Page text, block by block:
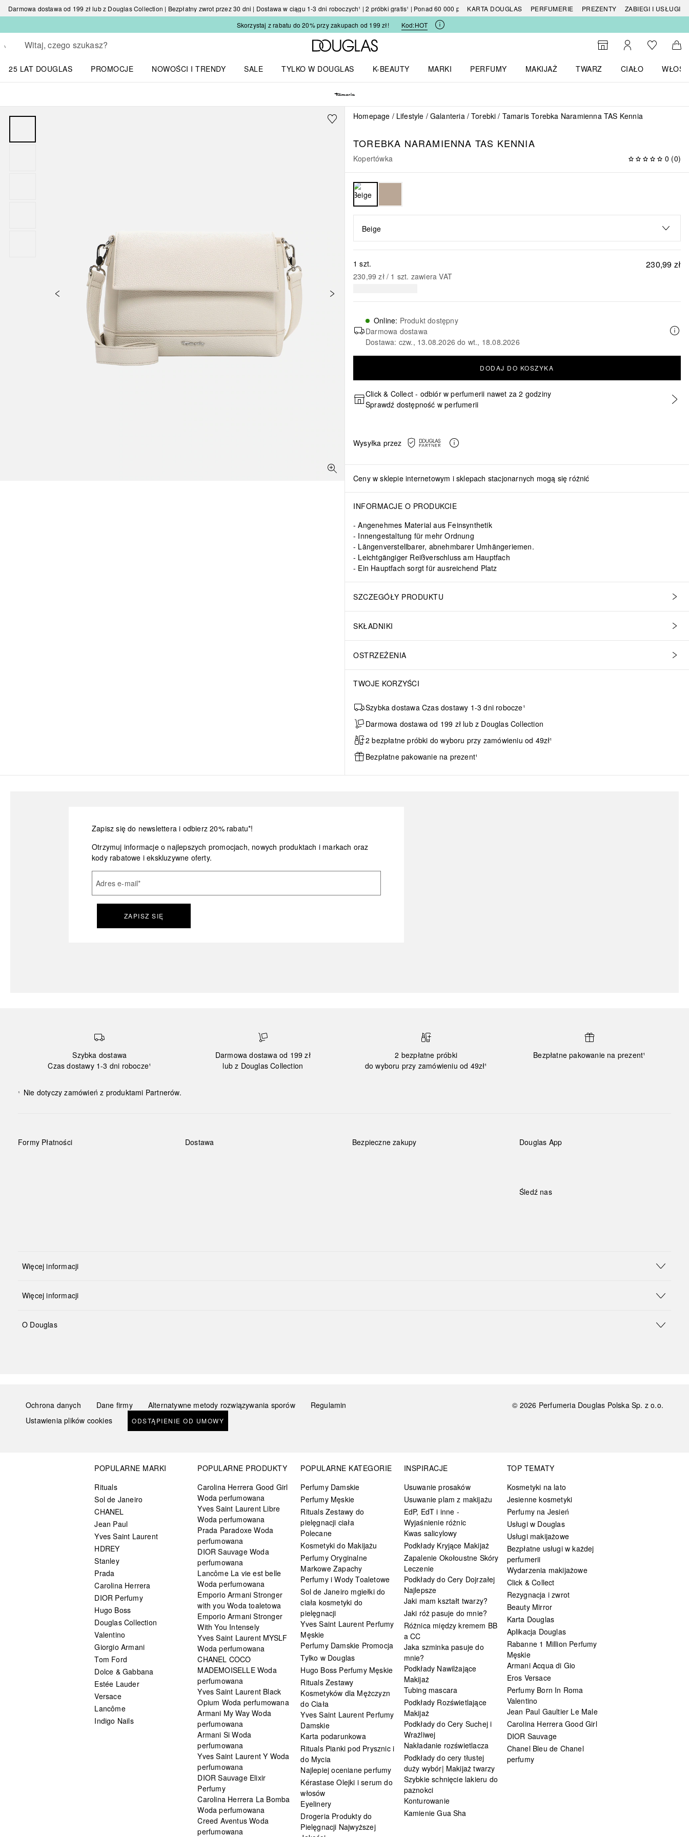
Darmowa dostawa od 199 zł lub z Douglas Collection | Bezpłatny zwrot przez 30 dni | Dostawa w ciągu 1-3 dni roboczych¹ | 2 próbki gratis¹ | Ponad 60 000 produktówKARTA DOUGLAS PERFUMERIE PREZENTY
ZABIEGI I USŁUGI
Skorzystaj z rabatu do 20% przy zakupach od 199 zł!
Kod:HOT
Wracać
Wykonaj wyszukiwanie
Strona główna Douglas
Do wyszukiwarki
Moje kontoDo listyDo
25 LAT DOUGLAS
PROMOCJE
NOWOŚCI I TRENDY
SALE
TYLKO W DOUGLAS
K-BEAUTY
MARKI
PERFUMY
MAKIJAŻ
TWARZ
CIAŁO
WŁOSY
Homepage Lifestyle Galanteria Torebki Tamaris Torebka Naramienna TAS Kennia
TOREBKA NARAMIENNA TAS KENNIA
Kopertówka 0 (0)
Beige
230,99 zł
1 szt.
230,99 zł / 1 szt. zawiera VAT
Online: Produkt dostępny
Darmowa dostawa
Dostawa: czw., 13.08.2026 do wt., 18.08.2026
DODAJ DO KOSZYKA
Click & Collect - odbiór w perfumerii nawet za 2 godziny
Sprawdź dostępność w perfumerii
Wysyłka przez
Ceny w sklepie internetowym i sklepach stacjonarnych mogą się różnić
INFORMACJE O PRODUKCIE
Angenehmes Material aus Feinsynthetik
Innengestaltung für mehr Ordnung
Längenverstellbarer, abnehmbarer Umhängeriemen.
Leichtgängiger Reißverschluss am Hauptfach
Ein Hauptfach sorgt für ausreichend Platz
SZCZEGÓŁY PRODUKTU
SKŁADNIKI
OSTRZEŻENIA
TWOJE KORZYŚCI
Szybka dostawa Czas dostawy 1-3 dni robocze¹
Darmowa dostawa od 199 zł lub z Douglas Collection
2 bezpłatne próbki do wyboru przy zamówieniu od 49zł¹
Bezpłatne pakowanie na prezent¹
Zapisz się do newslettera i odbierz 20% rabatu*!
Otrzymuj informacje o najlepszych promocjach, nowych produktach i markach oraz
kody rabatowe i ekskluzywne oferty.
Adres e-mail*
ZAPISZ SIĘ
Szybka dostawa
Czas dostawy 1-3 dni robocze¹
Darmowa dostawa od 199 zł
lub z Douglas Collection
2 bezpłatne próbki
do wyboru przy zamówieniu od 49zł¹
Bezpłatne pakowanie na prezent¹
¹ Nie dotyczy zamówień z produktami Partnerów.
Formy Płatności Dostawa Bezpieczne zakupy Douglas App
Śledź nas
Więcej informacji
Więcej informacji
O Douglas
Ochrona danych Dane firmy Alternatywne metody rozwiązywania sporów
Regulamin
Ustawienia plików cookies
ODSTĄPIENIE OD UMOWY
© 2026 Perfumeria Douglas Polska Sp. z o.o.
POPULARNE MARKI
Rituals
Sol de Janeiro
CHANEL
Jean Paul
Yves Saint Laurent
HDREY
Stanley
Prada
Carolina Herrera
DIOR Perfumy
Hugo Boss
Douglas Collection
Valentino
Giorgio Armani
Tom Ford
Dolce & Gabbana
Estée Lauder
Versace
Lancôme
Indigo Nails
POPULARNE PRODUKTY
Carolina Herrera Good Girl
Woda perfumowana
Yves Saint Laurent Libre
Woda perfumowana
Prada Paradoxe Woda
perfumowana
DIOR Sauvage Woda
perfumowana
Lancôme La vie est belle
Woda perfumowana
Emporio Armani Stronger
with you Woda toaletowa
Emporio Armani Stronger
With You Intensely
Yves Saint Laurent MYSLF
Woda perfumowana
CHANEL COCO
MADEMOISELLE Woda
perfumowana
Yves Saint Laurent Black
Opium Woda perfumowana
Armani My Way Woda
perfumowana
Armani Si Woda
perfumowana
Yves Saint Laurent Y Woda
perfumowana
DIOR Sauvage Elixir
Perfumy
Carolina Herrera La Bomba
Woda perfumowana
Creed Aventus Woda
perfumowana
POPULARNE KATEGORIE
Perfumy Damskie
Perfumy Męskie
Rituals Zestawy do
pielęgnacji ciała
Polecane
Kosmetyki do Makijażu
Perfumy Oryginalne
Markowe Zapachy
Perfumy i Wody Toaletowe
Sol de Janeiro mgiełki do
ciała kosmetyki do
pielęgnacji
Yves Saint Laurent Perfumy
Męskie
Perfumy Damskie Promocja
Tylko w Douglas
Hugo Boss Perfumy Męskie
Rituals Zestawy
Kosmetyków dla Mężczyzn
do Ciała
Yves Saint Laurent Perfumy
Damskie
Karta podarunkowa
Rituals Pianki pod Prysznic i
do Mycia
Najlepiej oceniane perfumy
Kérastase Olejki i serum do
włosów
Eyelinery
Drogeria Produkty do
Pielęgnacji Najwyższej
INSPIRACJE
Usuwanie prosaków
Usuwanie plam z makijażu
EdP, EdT i inne -
Wyjaśnienie różnic
Kwas salicylowy
Podkłady Kryjące Makijaż
Zapalenie Okołoustne Skóry
Leczenie
Podkłady do Cery Dojrzałej
Najlepsze
Jaki mam kształt twarzy?
Jaki róż pasuje do mnie?
Różnica między kremem BB
a CC
Jaka szminka pasuje do
mnie?
Podkłady Nawilżające
Makijaż
Tubing mascara
Podkłady Rozświetlające
Makijaż
Podkłady do Cery Suchej i
Wrażliwej
Nakładanie rozświetlacza
Podkłady do cery tłustej
duży wybór| Makijaż twarzy
Szybkie schnięcie lakieru do
paznokci
Konturowanie
Kamienie Gua Sha
TOP TEMATY
Kosmetyki na lato
Jesienne kosmetyki
Perfumy na Jesień
Usługi w Douglas
Usługi makijażowe
Bezpłatne usługi w każdej
perfumerii
Wydarzenia makijażowe
Click & Collect
Rezygnacja i zwrot
Beauty Mirror
Karta Douglas
Aplikacja Douglas
Rabanne 1 Million Perfumy
Męskie
Armani Acqua di Gio
Eros Versace
Perfumy Born In Roma
Valentino
Jean Paul Gaultier Le Male
Carolina Herrera Good Girl
DIOR Sauvage
Chanel Bleu de Chanel
perfumy